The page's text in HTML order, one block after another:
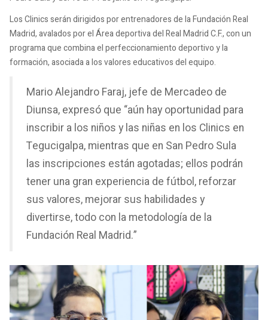
Los Clinics serán dirigidos por entrenadores de la Fundación Real
Madrid, avalados por el Área deportiva del Real Madrid C.F., con un
programa que combina el perfeccionamiento deportivo y la
formación, asociada a los valores educativos del equipo.
Mario Alejandro Faraj, jefe de Mercadeo de
Diunsa, expresó que “aún hay oportunidad para
inscribir a los niños y las niñas en los Clinics en
Tegucigalpa, mientras que en San Pedro Sula
las inscripciones están agotadas; ellos podrán
tener una gran experiencia de fútbol, reforzar
sus valores, mejorar sus habilidades y
divertirse, todo con la metodología de la
Fundación Real Madrid.”